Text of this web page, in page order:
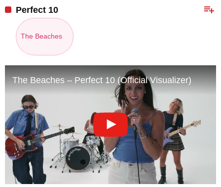
playlist_add
Perfect 10
The Beaches
The Beaches – Perfect 10 (Official Visualizer)